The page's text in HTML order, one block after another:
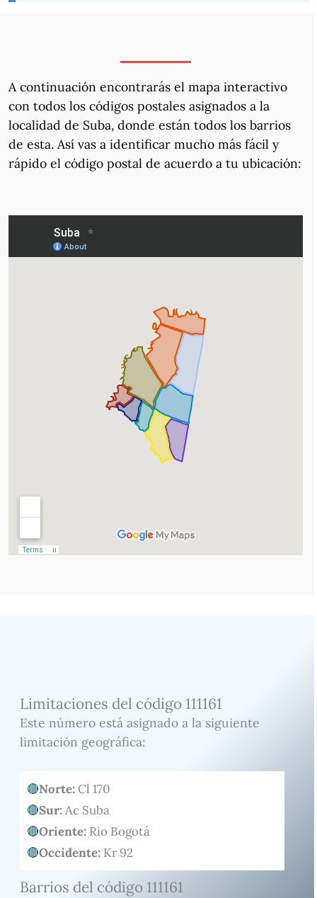
A continuación encontrarás el mapa interactivo
con todos los códigos postales asignados a la
localidad de Suba, donde están todos los barrios
de esta. Así vas a identificar mucho más fácil y
rápido el código postal de acuerdo a tu ubicación:
Limitaciones del código 111161
Este número está asignado a la siguiente
limitación geográfica:
Norte:Cl 170
Sur:Ac Suba
Oriente: Rio Bogotá
Occidente:Kr 92
Barrios del código 111161